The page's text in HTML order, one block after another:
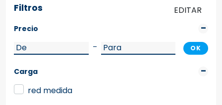
Filtros EDITAR
Precio
–
OK
Carga
red medida